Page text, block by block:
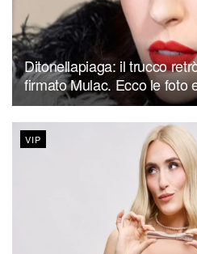
Ditonellapiaga: il trucco
firmato Mulac. Ecco le foto
VIP